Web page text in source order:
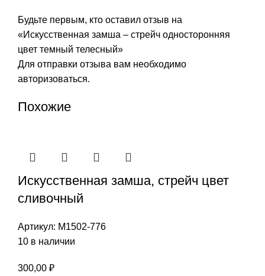
Будьте первым, кто оставил отзыв на
«Искусственная замша – стрейч односторонняя
цвет темный телесный»
Для отправки отзыва вам необходимо
авторизоваться.
Похожие
Искусственная замша, стрейч цвет
сливочный
Артикул: М1502-776
10 в наличии
300,00 ₽